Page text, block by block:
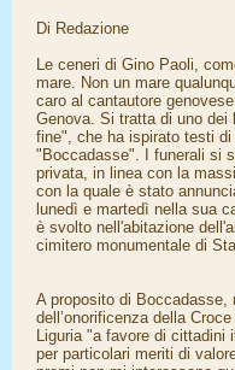
Di Redazione
Le ceneri di Gino Paoli,
mare. Non un mare
caro al cantautore
Genova. Si tratta di uno dei
fine", che ha ispirato testi
"Boccadasse". I funerali si
privata, in linea con la
con la quale è stato
lunedì e martedì nella sua
è svolto nell'abitazione
cimitero monumentale di
A proposito di Boccadasse,
dell’onorificenza della
Liguria "a favore di cittadini
per particolari meriti di